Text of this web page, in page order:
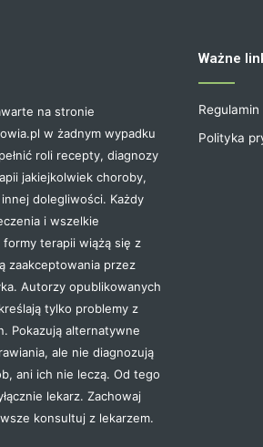
na stronie
w żadnym wypadku
roli recepty, diagnozy
jakiejkolwiek choroby,
dolegliwości. Każdy
i wszelkie
terapii wiążą się z
zaakceptowania przez
Autorzy opublikowanych
tylko problemy z
Pokazują alternatywne
ale nie diagnozują
ani ich nie leczą. Od tego
lekarz. Zachowaj
konsultuj z lekarzem.
Ważne
Regulamin
Polityka